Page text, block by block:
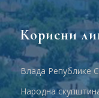
Корисни
Влада Републике
Народна